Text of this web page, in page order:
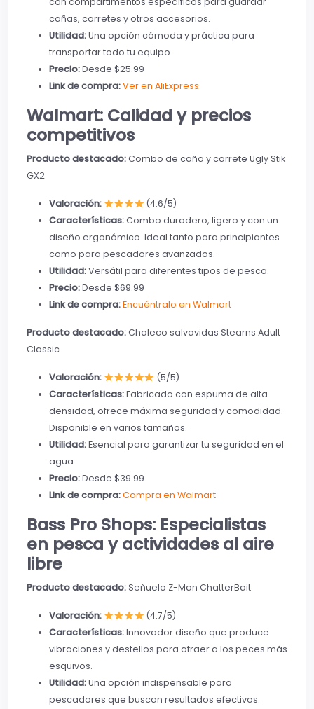
cañas, carretes y otros accesorios.
Utilidad:Una opción cómoda y práctica para
transportar todo tu equipo.
Precio:Desde $25.99
Link de compra:Ver en AliExpress
Walmart: Calidad y precios
competitivos
Producto destacado:Combo de caña y carrete Ugly Stik
GX2
Valoración:
(4.6/5)
Características:Combo duradero, ligero y con un
diseño ergonómico. Ideal tanto para principiantes
como para pescadores avanzados.
Utilidad:Versátil para diferentes tipos de pesca.
Precio:Desde $69.99
Link de compra:Encuéntralo en Walmart
Producto destacado:Chaleco salvavidas Stearns Adult
Classic
Valoración:
(5/5)
Características:Fabricado con espuma de alta
densidad, ofrece máxima seguridad y comodidad.
Disponible en varios tamaños.
Utilidad:Esencial para garantizar tu seguridad en el
agua.
Precio:Desde $39.99
Link de compra:Compra en Walmart
Bass Pro Shops: Especialistas
en pesca y actividades al aire
libre
Producto destacado:Señuelo Z-Man ChatterBait
Valoración:
(4.7/5)
Características:Innovador diseño que produce
vibraciones y destellos para atraer a los peces más
esquivos.
Utilidad:Una opción indispensable para
pescadores que buscan resultados efectivos.